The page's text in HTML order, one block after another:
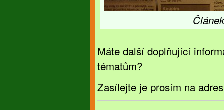
Máte další doplňující
tématům?
Zasílejte je prosím na